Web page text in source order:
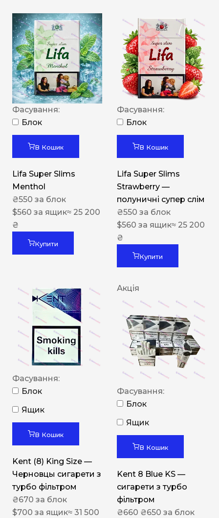
Фасування:
Блок
В Кошик
Lifa Super Slims
Menthol
₴550 за блок
$560 за ящик≈ 25 200
₴
Купити
Фасування:
Блок
В Кошик
Lifa Super Slims
Strawberry —
полуничні супер слім
₴550 за блок
$560 за ящик≈ 25 200
₴
Купити
Фасування:
Блок
Ящик
В Кошик
Kent (8) King Size —
Черновцы сигарети з
турбо фільтром
₴670 за блок
$700 за ящик≈ 31 500
Акція
Фасування:
Блок
Ящик
В Кошик
Kent 8 Blue KS —
сигарети з турбо
фільтром
₴660 ₴650 за блок